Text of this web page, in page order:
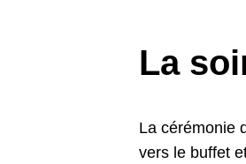
La
La cérémonie
vers le buffet